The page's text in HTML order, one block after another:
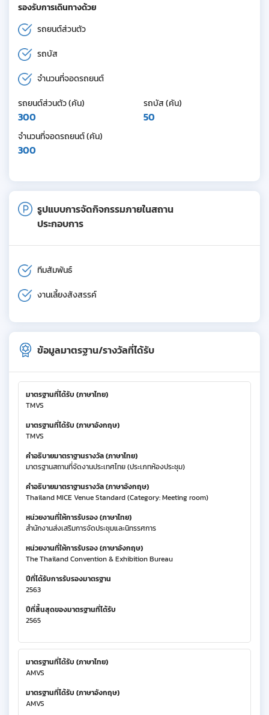
รองรับการเดินทางด้วย
รถยนต์ส่วนตัว
รถบัส
จำนวนที่จอดรถยนต์
รถยนต์ส่วนตัว (คัน)
300
รถบัส (คัน)
50
จำนวนที่จอดรถยนต์ (คัน)
300
รูปแบบการจัดกิจกรรมภายในสถาน
ประกอบการ
ทีมสัมพันธ์
งานเลี้ยงสังสรรค์
ข้อมูลมาตรฐาน/รางวัลที่ได้รับ
มาตรฐานที่ได้รับ (ภาษาไทย)
TMVS
มาตรฐานที่ได้รับ (ภาษาอังกฤษ)
TMVS
คำอธิบายมาตราฐานรางวัล (ภาษาไทย)
มาตรฐานสถานที่จัดงานประเทศไทย (ประเภทห้องประชุม)
คำอธิบายมาตราฐานรางวัล (ภาษาอังกฤษ)
Thailand MICE Venue Standard (Category: Meeting room)
หน่วยงานที่ให้การรับรอง (ภาษาไทย)
สำนักงานส่งเสริมการจัดประชุมและนิทรรศการ
หน่วยงานที่ให้การรับรอง (ภาษาอังกฤษ)
The Thailand Convention & Exhibition Bureau
ปีที่ได้รับการรับรองมาตรฐาน
2563
ปีที่สิ้นสุดของมาตรฐานที่ได้รับ
2565
มาตรฐานที่ได้รับ (ภาษาไทย)
AMVS
มาตรฐานที่ได้รับ (ภาษาอังกฤษ)
AMVS